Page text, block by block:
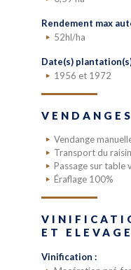
Rendement max
52hl/ha
Date(s)
1956 et 1972
VENDANGES
Vendange
Transport du
Passage sur table
Éraflage 100%
ET ELEVAGE
Vinification :